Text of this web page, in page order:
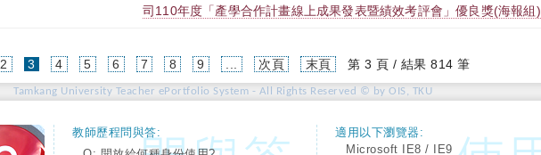
司110年度「產學合作計畫線上成果發表暨績效考評會」優良獎(海報組)
2 3 (current)
4 5 6 7 8 9 次頁 末頁 第 3 頁 / 結果 814 筆
Tamkang University Teacher ePortfolio System - All Rights Reserved © by OIS, TKU
教師歷程問與答:
適用以下瀏覽器:
Microsoft IE8 / IE9